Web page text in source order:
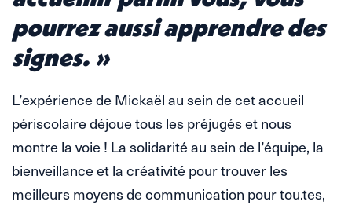
pourrez aussi apprendre des
signes. »
L’expérience de Mickaël au sein de cet accueil
périscolaire déjoue tous les préjugés et nous
montre la voie ! La solidarité au sein de l’équipe, la
bienveillance et la créativité pour trouver les
meilleurs moyens de communication pour tou.tes,